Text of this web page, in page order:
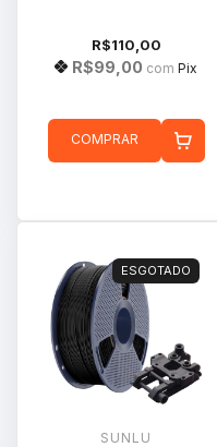
R$110,00
R$99,00 com Pix
COMPRAR
ESGOTADO
SUNLU